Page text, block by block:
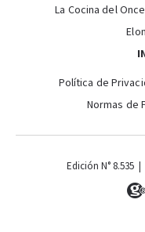
La Cocina del Once
Política de
Normas de
Edición N° 8.535